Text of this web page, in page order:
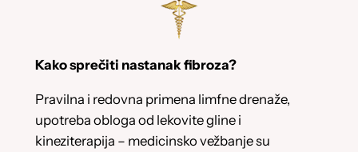
Kako sprečiti nastanak fibroza?
Pravilna i redovna primena limfne drenaže,
upotreba obloga od lekovite gline i
kineziterapija – medicinsko vežbanje su